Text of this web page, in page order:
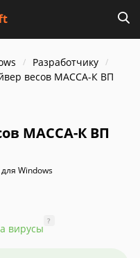
Разработчику
весов МАССА-К ВП
МАССА-К ВП
Windows
вирусы
?